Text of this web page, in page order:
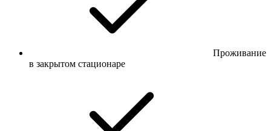
Проживание
в закрытом стационаре